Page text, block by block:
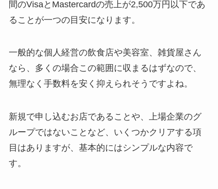
間のVisaとMastercardの売上が2,500万円以下であ
ることが一つの目安になります。
一般的な個人経営の飲食店や美容室、雑貨屋さん
なら、多くの場合この範囲に収まるはずなので、
無理なく手数料を安く抑えられそうですよね。
新規で申し込むお店であることや、上場企業のグ
ループではないことなど、いくつかクリアする項
目はありますが、基本的にはシンプルな内容で
す。